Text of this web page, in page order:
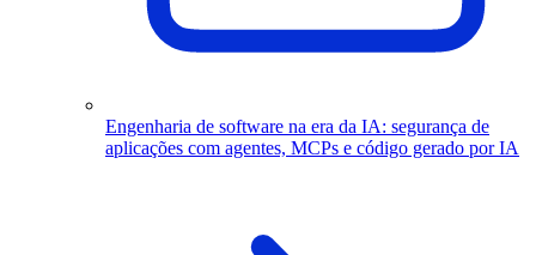
Engenharia de software na era da IA: segurança de
aplicações com agentes, MCPs e código gerado por IA